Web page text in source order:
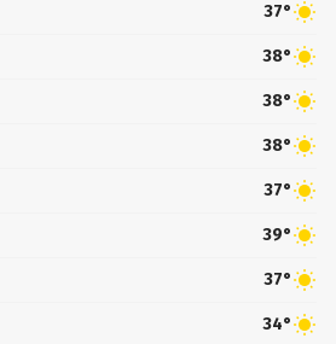
37°
38°
38°
38°
37°
39°
37°
34°